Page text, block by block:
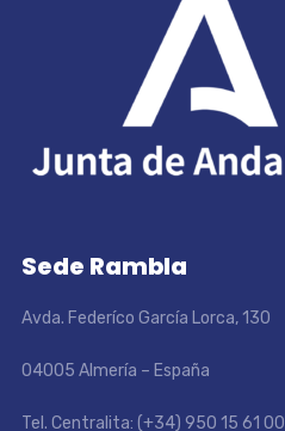
Sede Rambla
Avda. Federíco García Lorca, 130
04005 Almería – España
Tel. Centralita: (+34) 950 15 61 00